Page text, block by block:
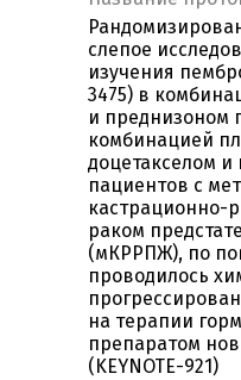
слепое
изучения
3475) в
и преднизоном
комбинацией
доцетакселом
пациентов с
кастрационно-
раком
(мКРРПЖ), по
проводилось
на терапии
препаратом
(KEYNOTE-921)